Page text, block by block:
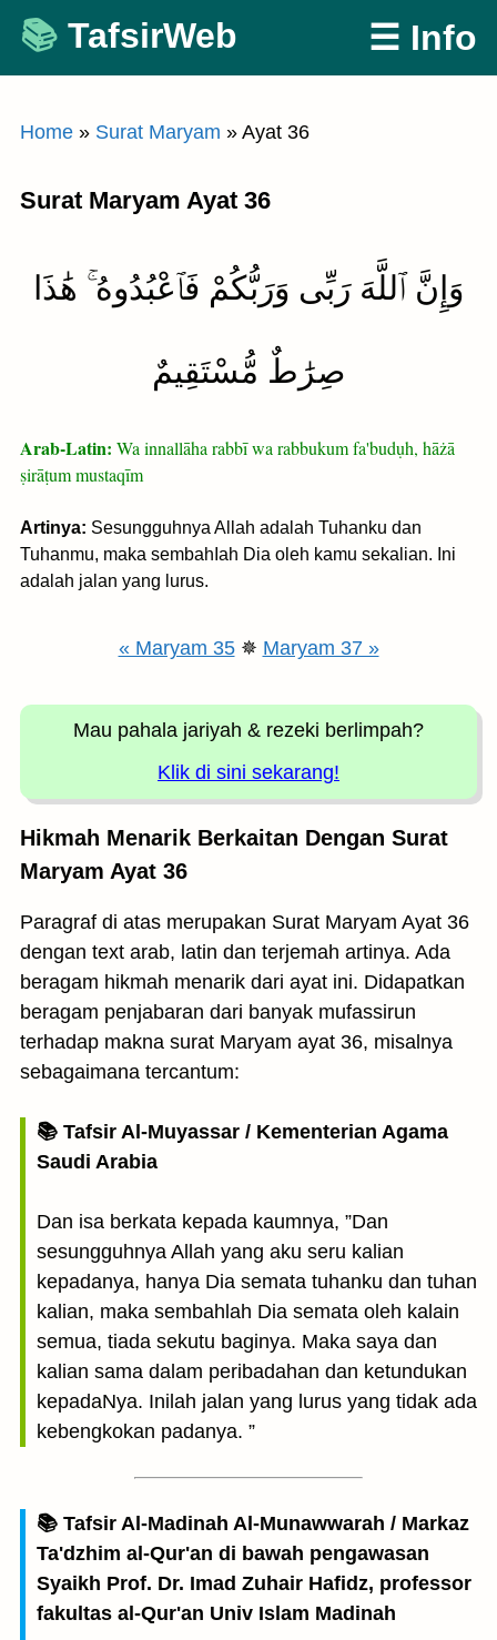
Skip
content
TafsirWeb ☰ Info
Home » Surat Maryam » Ayat 36
Surat Maryam Ayat 36
وَإِنَّ ٱللَّهَ رَبِّى وَرَبُّكُمْ فَٱعْبُدُوهُ ۚ هَٰذَا
صِرَٰطٌ مُّسْتَقِيمٌ
Arab-Latin: Wa innallāha rabbī wa rabbukum fa'budụh, hāżā
ṣirāṭum mustaqīm
Artinya: Sesungguhnya Allah adalah Tuhanku dan
Tuhanmu, maka sembahIah Dia oleh kamu sekalian. Ini
adalah jalan yang lurus.
« Maryam 35✵ Maryam 37 »
Mau pahala jariyah & rezeki berlimpah?
Klik di sini sekarang!
Hikmah Menarik Berkaitan Dengan Surat
Maryam Ayat 36
Paragraf di atas merupakan Surat Maryam Ayat 36
dengan text arab, latin dan terjemah artinya. Ada
beragam hikmah menarik dari ayat ini. Didapatkan
beragam penjabaran dari banyak mufassirun
terhadap makna surat Maryam ayat 36, misalnya
sebagaimana tercantum:
📚 Tafsir Al-Muyassar / Kementerian Agama
Saudi Arabia
Dan isa berkata kepada kaumnya, ”Dan
sesungguhnya Allah yang aku seru kalian
kepadanya, hanya Dia semata tuhanku dan tuhan
kalian, maka sembahlah Dia semata oleh kalain
semua, tiada sekutu baginya. Maka saya dan
kalian sama dalam peribadahan dan ketundukan
kepadaNya. Inilah jalan yang lurus yang tidak ada
kebengkokan padanya. ”
📚 Tafsir Al-Madinah Al-Munawwarah / Markaz
Ta'dzhim al-Qur'an di bawah pengawasan
Syaikh Prof. Dr. Imad Zuhair Hafidz, professor
fakultas al-Qur'an Univ Islam Madinah